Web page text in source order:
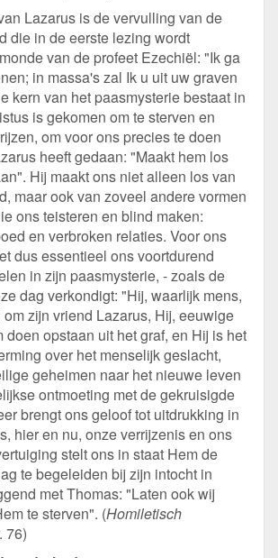
Lazarus is de vervulling van de
die in de eerste lezing wordt
van de profeet Ezechiël: "Ik ga
in massa's zal Ik u uit uw graven
kern van het paasmysterie bestaat in
is gekomen om te sterven en
om voor ons precies te doen
heeft gedaan: "Maakt hem los
Hij maakt ons niet alleen los van
maar ook van zoveel andere vormen
ons teisteren en blind maken:
en verbroken relaties. Voor ons
dus essentieel ons voortdurend
in zijn paasmysterie, - zoals de
dag verkondigt: "Hij, waarlijk mens,
zijn vriend Lazarus, Hij, eeuwige
doen opstaan uit het graf, en Hij is het
over het menselijk geslacht,
geheimen naar het nieuwe leven
ontmoeting met de gekruisigde
brengt ons geloof tot uitdrukking in
hier en nu, onze verrijzenis en ons
stelt ons in staat Hem de
te begeleiden bij zijn intocht in
met Thomas: "Laten ook wij
te sterven". (Homiletisch
76)